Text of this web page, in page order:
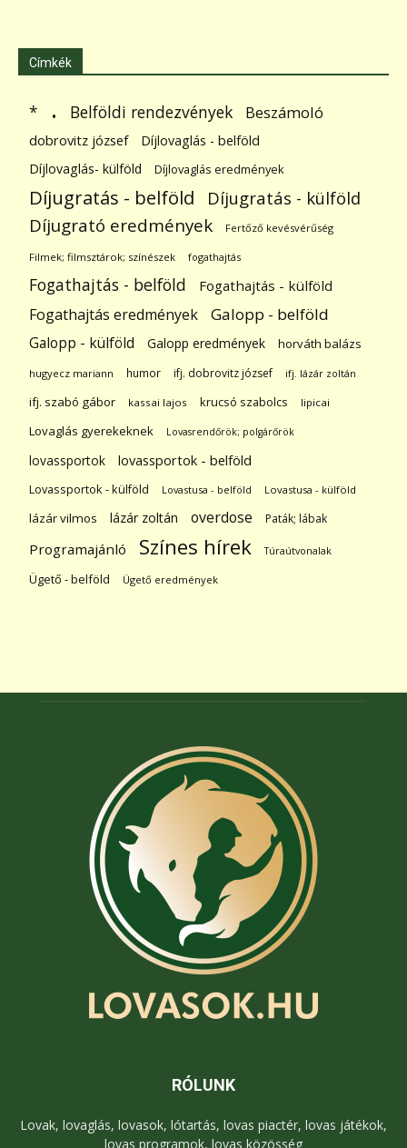
Címkék
* . Belföldi rendezvények Beszámoló
dobrovitz józsef
Díjlovaglás - belföld
Díjlovaglás- külföld
Díjlovaglás eredmények
Díjugratás - belföld Díjugratás - külföld
Díjugrató eredmények Fertőző kevésvérűség
Filmek; filmsztárok; színészek fogathajtás
Fogathajtás - belföld Fogathajtás - külföld
Fogathajtás eredmények Galopp - belföld
Galopp - külföld Galopp eredmények horváth balázs
hugyecz mariann humor ifj. dobrovitz józsef ifj. lázár zoltán
ifj. szabó gábor kassai lajos krucsó szabolcs lipicai
Lovaglás gyerekeknek Lovasrendőrök; polgárőrök
lovassportok lovassportok - belföld
Lovassportok - külföld Lovastusa - belföld Lovastusa - külföld
lázár vilmos lázár zoltán overdose Paták; lábak
Programajánló Színes hírek Túraútvonalak
Ügető - belföld Ügető eredmények
RÓLUNK
Lovak, lovaglás, lovasok, lótartás, lovas piactér, lovas játékok,
lovas programok, lovas közösség